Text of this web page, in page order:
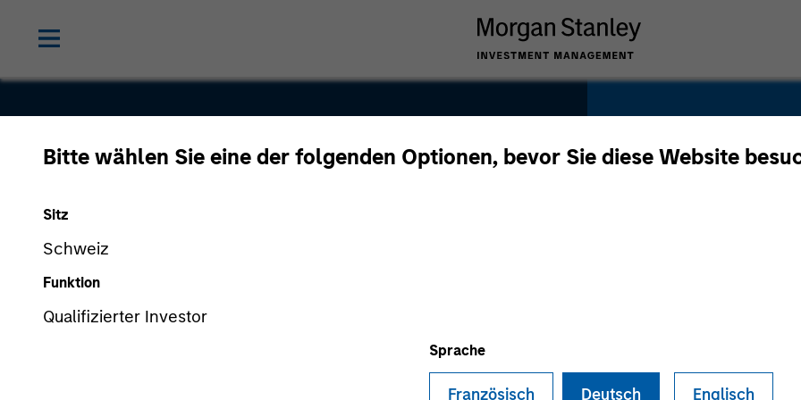
Bitte wählen Sie eine der folgenden Optionen, bevor Sie diese Website
Sitz
Schweiz
Funktion
Qualifizierter Investor
Sprache
Französisch Deutsch Englisch
Healthcare